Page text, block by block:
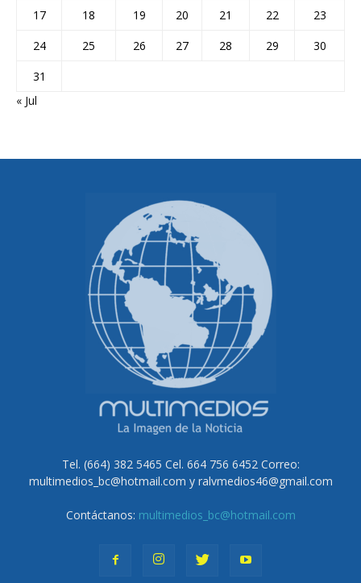
17
18 19 20 21 22
23
24
25 26 27 28 29
30
31
« Jul
Tel. (664) 382 5465 Cel. 664 756 6452 Correo:
multimedios_bc@hotmail.com y ralvmedios46@gmail.com
Contáctanos: multimedios_bc@hotmail.com